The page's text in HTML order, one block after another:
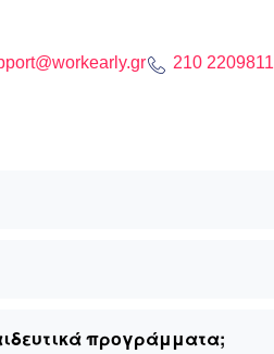
210 2209811
προγράμματα;